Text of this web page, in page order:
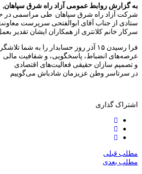
به گزارش روابط عمومی آزاد راه شرق سپاهان,
شرکت آزاد راه شرق سپاهان طی مراسمی در
ستادی از جناب آقای ابوالفتحی سرپرست
سرکار خانم کلانتری از همکاران ایشان تقدیر
فرا رسیدن ۱۵ آذر روز حسابدار را به شما تلاشگران خستگی ناپذیر
عرصه‌های انضباط، پاسخگویی، و شفافیت مالی
و تصمیم سازان حقیقی فعالیت‌های اقتصادی
در سرتاسر وطن عزیزمان شادباش می‌گوییم
اشتراک گذاری
مطلب قبلی
مطلب بعدی